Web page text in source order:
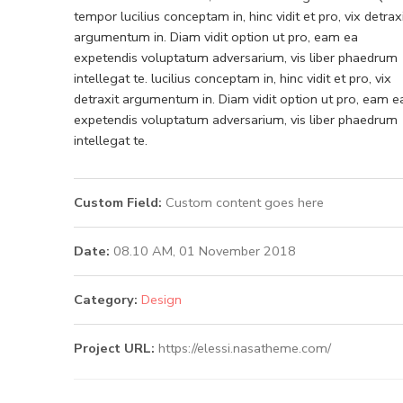
tempor lucilius conceptam in, hinc vidit et pro, vix
argumentum in. Diam vidit option ut pro, eam ea
expetendis voluptatum adversarium, vis liber phaedrum
intellegat te. lucilius conceptam in, hinc vidit et pro, vix
detraxit argumentum in. Diam vidit option ut pro, eam
expetendis voluptatum adversarium, vis liber phaedrum
intellegat te.
Custom Field: Custom content goes here
Date: 08.10 AM, 01 November 2018
Category: Design
Project URL: https://elessi.nasatheme.com/